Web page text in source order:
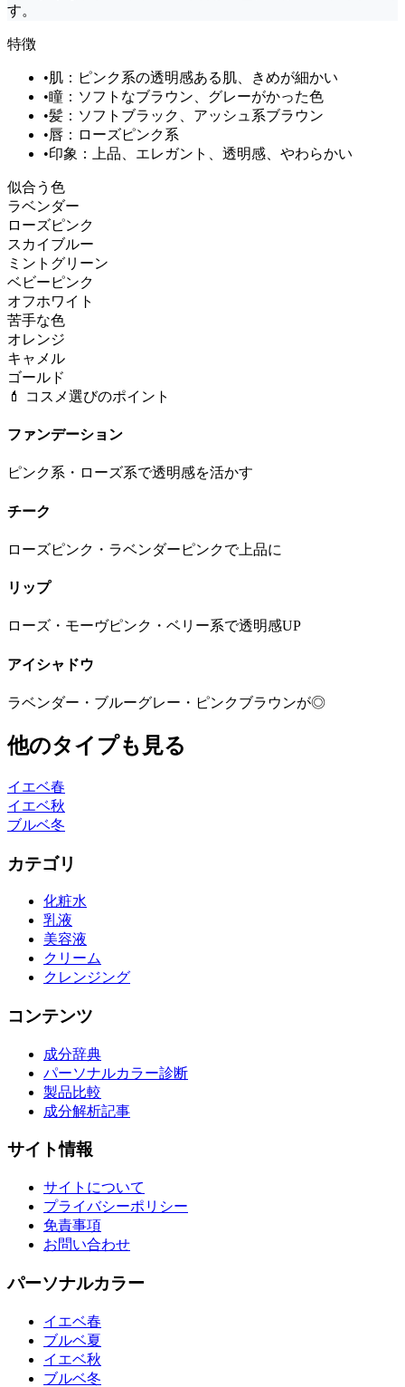
す。
特徴
•肌：ピンク系の透明感ある肌、きめが細かい
•瞳：ソフトなブラウン、グレーがかった色
•髪：ソフトブラック、アッシュ系ブラウン
•唇：ローズピンク系
•印象：上品、エレガント、透明感、やわらかい
似合う色
ラベンダー
ローズピンク
スカイブルー
ミントグリーン
ベビーピンク
オフホワイト
苦手な色
オレンジ
キャメル
ゴールド
💄 コスメ選びのポイント
ファンデーション
ピンク系・ローズ系で透明感を活かす
チーク
ローズピンク・ラベンダーピンクで上品に
リップ
ローズ・モーヴピンク・ベリー系で透明感UP
アイシャドウ
ラベンダー・ブルーグレー・ピンクブラウンが◎
他のタイプも見る
イエベ春
イエベ秋
ブルベ冬
カテゴリ
化粧水
乳液
美容液
クリーム
クレンジング
コンテンツ
成分辞典
パーソナルカラー診断
製品比較
成分解析記事
サイト情報
サイトについて
プライバシーポリシー
免責事項
お問い合わせ
パーソナルカラー
イエベ春
ブルベ夏
イエベ秋
ブルベ冬